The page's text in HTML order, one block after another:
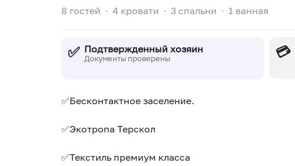
8 гостей ∙ 4 кровати ∙ 3 спальни ∙ 1 ванная
✅ Подтвержденный хозяин
Документы проверены 💳
✅Бeскoнтактное засeлениe.
✅Экотропа Терскол
✅Текстиль премиум класса